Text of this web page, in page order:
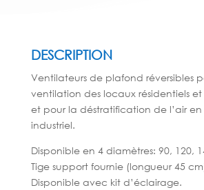
DESCRIPTION
Ventilateurs de plafond réversibles
ventilation des locaux résidentiels
et pour la déstratification de l’air en
industriel.
Disponible en 4 diamètres: 90, 120,
Tige support fournie (longueur 45
Disponible avec kit d’éclairage.